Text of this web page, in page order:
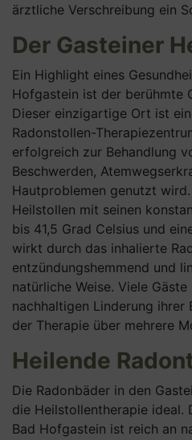
ärztliche Verschreibung ein
Der Gasteiner
Ein Highlight eines
Hofgastein ist der berühmte
Dieser einzigartige Ort ist
Radonstollen-
erfolgreich zur Behandlung
Beschwerden,
Hautproblemen genutzt
Heilstollen mit seinen
bis 41,5 Grad Celsius und
wirkt durch das inhalierte
entzündungshemmend und
natürliche Weise. Viele
nachhaltigen Linderung ihrer
der Therapie über mehrere
Heilende
Die Radonbäder in den
die Heilstollentherapie ideal.
Bad Hofgastein ist reich an